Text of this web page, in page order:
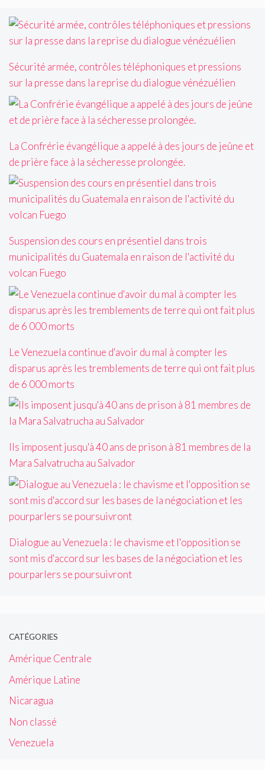
Sécurité armée, contrôles téléphoniques et pressions
sur la presse dans la reprise du dialogue vénézuélien
La Confrérie évangélique a appelé à des jours de jeûne et
de prière face à la sécheresse prolongée.
Suspension des cours en présentiel dans trois
municipalités du Guatemala en raison de l'activité du
volcan Fuego
Le Venezuela continue d'avoir du mal à compter les
disparus après les tremblements de terre qui ont fait plus
de 6 000 morts
Ils imposent jusqu'à 40 ans de prison à 81 membres de la
Mara Salvatrucha au Salvador
Dialogue au Venezuela : le chavisme et l'opposition se
sont mis d'accord sur les bases de la négociation et les
pourparlers se poursuivront
CATÉGORIES
Amérique Centrale
Amérique Latine
Nicaragua
Non classé
Venezuela